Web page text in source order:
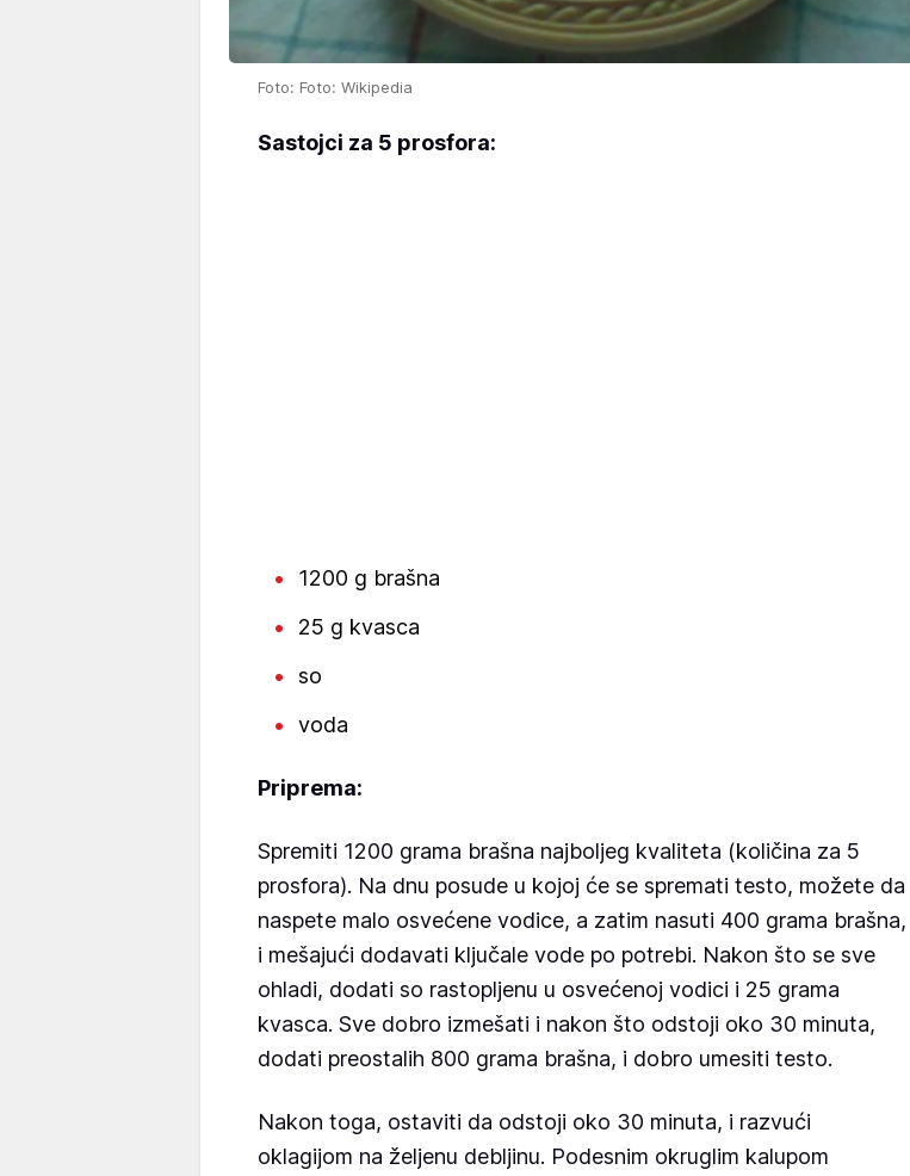
Foto: Foto: Wikipedia
Sastojci za 5 prosfora:
1200 g brašna
25 g kvasca
so
voda
Priprema:
Spremiti 1200 grama brašna najboljeg kvaliteta (količina za 5
prosfora). Na dnu posude u kojoj će se spremati testo, možete da
naspete malo osvećene vodice, a zatim nasuti 400 grama brašna,
i mešajući dodavati ključale vode po potrebi. Nakon što se sve
ohladi, dodati so rastopljenu u osvećenoj vodici i 25 grama
kvasca. Sve dobro izmešati i nakon što odstoji oko 30 minuta,
dodati preostalih 800 grama brašna, i dobro umesiti testo.
Nakon toga, ostaviti da odstoji oko 30 minuta, i razvući
oklagijom na željenu debljinu. Podesnim okruglim kalupom